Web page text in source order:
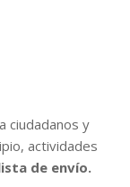
ciudadanos y
actividades
de envío.